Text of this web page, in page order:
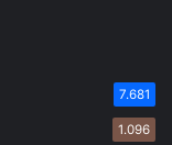
7.681
1.096